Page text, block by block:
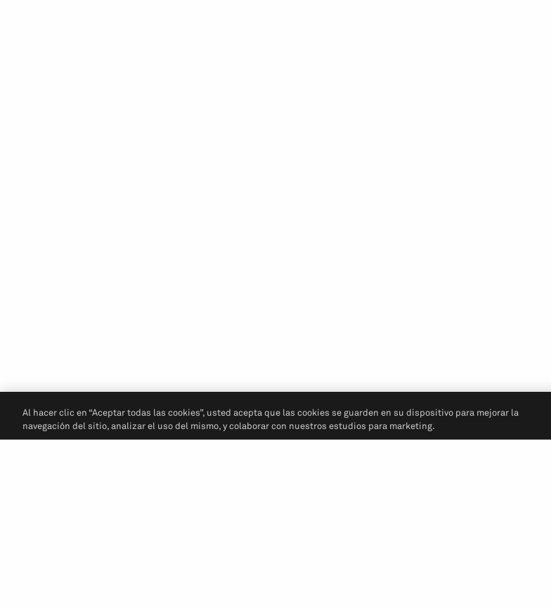
Al hacer clic en “Aceptar todas las cookies”, usted acepta que las cookies se guarden en su dispositivo para mejorar la
navegación del sitio, analizar el uso del mismo, y colaborar con nuestros estudios para marketing.